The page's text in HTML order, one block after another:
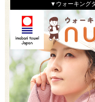
▼ウォーキング